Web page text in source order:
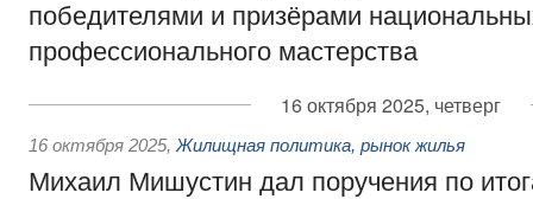
победителями и призёрами
профессионального мастерства
16 октября 2025, четверг
16 октября 2025, Жилищная политика, рынок жилья
Михаил Мишустин дал поручения по